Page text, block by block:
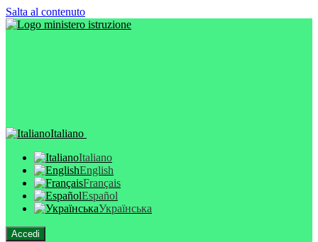
Salta al contenuto
Italiano
Italiano
English
Français
Español
Українська
Accedi